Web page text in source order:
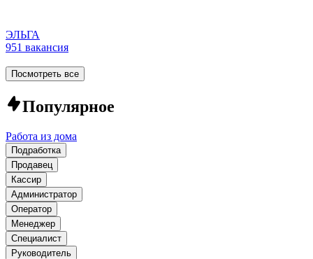
ЭЛЬГА
951 вакансия
Посмотреть все
Популярное
Работа из дома
Подработка
Продавец
Кассир
Администратор
Оператор
Менеджер
Специалист
Руководитель